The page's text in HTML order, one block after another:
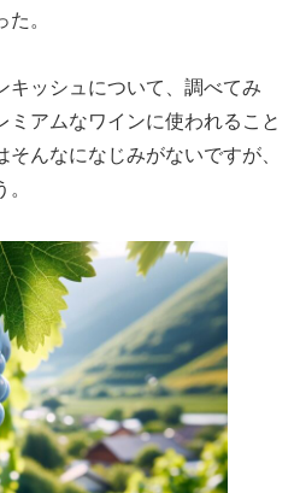
。
キッシュについて、調べてみ
ミアムなワインに使われること
んなになじみがないですが、